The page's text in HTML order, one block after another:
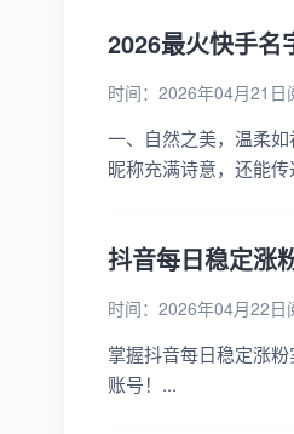
2026最火快手名
时间：2026年04月21日
一、自然之美，温柔
昵称充满诗意，还能
抖音每日稳定涨
时间：2026年04月22日
掌握抖音每日稳定涨
账号！...